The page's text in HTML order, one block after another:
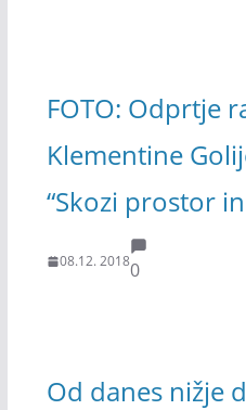
FOTO: Odprtje
Klementine
“Skozi prostor in
08.12. 20180
Od danes nižje